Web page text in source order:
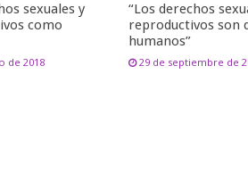
sexuales y
como
de 2018
“Los derechos
reproductivos son
humanos”
29 de septiembre de